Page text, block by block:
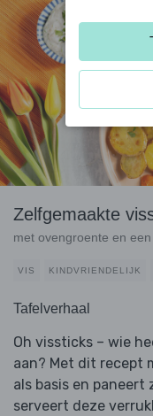
Zelfgemaakte
met ovengroente en
VIS KINDVRIENDELIJK
Tafelverhaal
Oh vissticks – wie
aan? Met dit recept
als basis en paneert
serveert deze